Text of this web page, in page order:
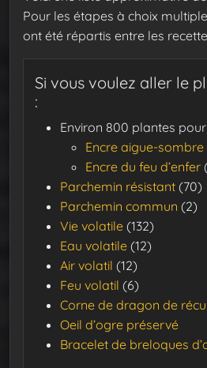
Pour les étapes à choix
ont été répartis entre les
Si vous voulez aller le
:
Environ 800 plantes
Encre aigue-sombre
Encre du feu d’enfer
Parchemin résistant (70)
Parchemin commun (2)
Vie volatile (132)
Eau volatile (12)
Air volatil (12)
Feu volatil (6)
Corne de dragon de
Oeil d’ogre préservé
Bracelet de breloques